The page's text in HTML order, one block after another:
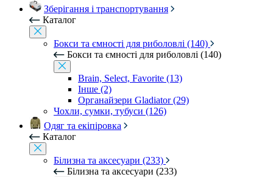
Зберігання і транспортування
Каталог
Бокси та ємності для риболовлі (140)
Бокси та ємності для риболовлі (140)
Brain, Select, Favorite (13)
Інше (2)
Органайзери Gladiator (29)
Чохли, сумки, тубуси (126)
Одяг та екіпіровка
Каталог
Білизна та аксесуари (233)
Білизна та аксесуари (233)